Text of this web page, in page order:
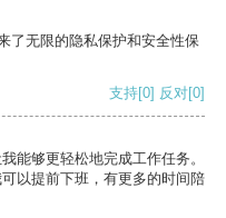
了无限的隐私保护和安全性保
支持[0] 反对[0]
能够更轻松地完成工作任务。
以提前下班，有更多的时间陪